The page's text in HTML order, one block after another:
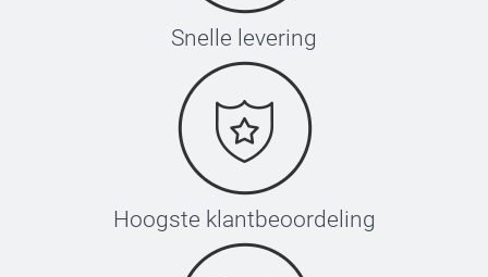
Snelle levering
Hoogste klantbeoordeling